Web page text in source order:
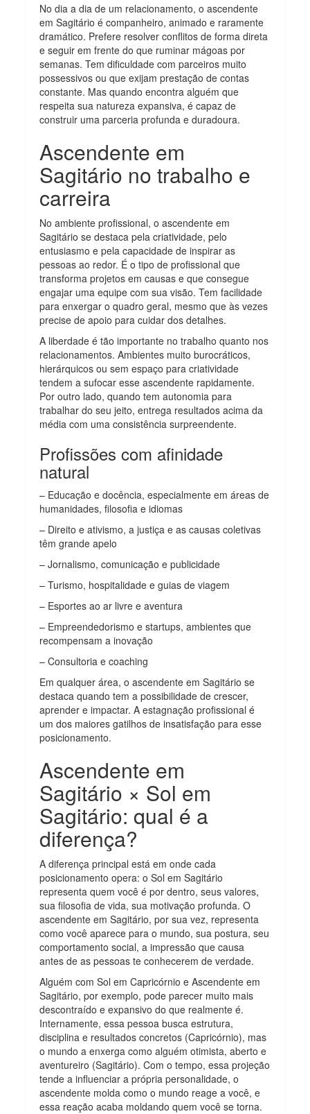
No dia a dia de um relacionamento, o ascendente
em Sagitário é companheiro, animado e raramente
dramático. Prefere resolver conflitos de forma direta
e seguir em frente do que ruminar mágoas por
semanas. Tem dificuldade com parceiros muito
possessivos ou que exijam prestação de contas
constante. Mas quando encontra alguém que
respeita sua natureza expansiva, é capaz de
construir uma parceria profunda e duradoura.
Ascendente em
Sagitário no trabalho e
carreira
No ambiente profissional, o ascendente em
Sagitário se destaca pela criatividade, pelo
entusiasmo e pela capacidade de inspirar as
pessoas ao redor. É o tipo de profissional que
transforma projetos em causas e que consegue
engajar uma equipe com sua visão. Tem facilidade
para enxergar o quadro geral, mesmo que às vezes
precise de apoio para cuidar dos detalhes.
A liberdade é tão importante no trabalho quanto nos
relacionamentos. Ambientes muito burocráticos,
hierárquicos ou sem espaço para criatividade
tendem a sufocar esse ascendente rapidamente.
Por outro lado, quando tem autonomia para
trabalhar do seu jeito, entrega resultados acima da
média com uma consistência surpreendente.
Profissões com afinidade
natural
– Educação e docência, especialmente em áreas de
humanidades, filosofia e idiomas
– Direito e ativismo, a justiça e as causas coletivas
têm grande apelo
– Jornalismo, comunicação e publicidade
– Turismo, hospitalidade e guias de viagem
– Esportes ao ar livre e aventura
– Empreendedorismo e startups, ambientes que
recompensam a inovação
– Consultoria e coaching
Em qualquer área, o ascendente em Sagitário se
destaca quando tem a possibilidade de crescer,
aprender e impactar. A estagnação profissional é
um dos maiores gatilhos de insatisfação para esse
posicionamento.
Ascendente em
Sagitário × Sol em
Sagitário: qual é a
diferença?
A diferença principal está em onde cada
posicionamento opera: o Sol em Sagitário
representa quem você é por dentro, seus valores,
sua filosofia de vida, sua motivação profunda. O
ascendente em Sagitário, por sua vez, representa
como você aparece para o mundo, sua postura, seu
comportamento social, a impressão que causa
antes de as pessoas te conhecerem de verdade.
Alguém com Sol em Capricórnio e Ascendente em
Sagitário, por exemplo, pode parecer muito mais
descontraído e expansivo do que realmente é.
Internamente, essa pessoa busca estrutura,
disciplina e resultados concretos (Capricórnio), mas
o mundo a enxerga como alguém otimista, aberto e
aventureiro (Sagitário). Com o tempo, essa projeção
tende a influenciar a própria personalidade, o
ascendente molda como o mundo reage a você, e
essa reação acaba moldando quem você se torna.